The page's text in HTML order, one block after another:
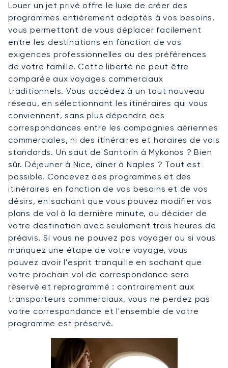
Louer un jet privé offre le luxe de créer des
programmes entièrement adaptés à vos besoins,
vous permettant de vous déplacer facilement
entre les destinations en fonction de vos
exigences professionnelles ou des préférences
de votre famille. Cette liberté ne peut être
comparée aux voyages commerciaux
traditionnels. Vous accédez à un tout nouveau
réseau, en sélectionnant les itinéraires qui vous
conviennent, sans plus dépendre des
correspondances entre les compagnies aériennes
commerciales, ni des itinéraires et horaires de vols
standards. Un saut de Santorin à Mykonos ? Bien
sûr. Déjeuner à Nice, dîner à Naples ? Tout est
possible. Concevez des programmes et des
itinéraires en fonction de vos besoins et de vos
désirs, en sachant que vous pouvez modifier vos
plans de vol à la dernière minute, ou décider de
votre destination avec seulement trois heures de
préavis. Si vous ne pouvez pas voyager ou si vous
manquez une étape de votre voyage, vous
pouvez avoir l'esprit tranquille en sachant que
votre prochain vol de correspondance sera
réservé et reprogrammé : contrairement aux
transporteurs commerciaux, vous ne perdez pas
votre correspondance et l'ensemble de votre
programme est préservé.